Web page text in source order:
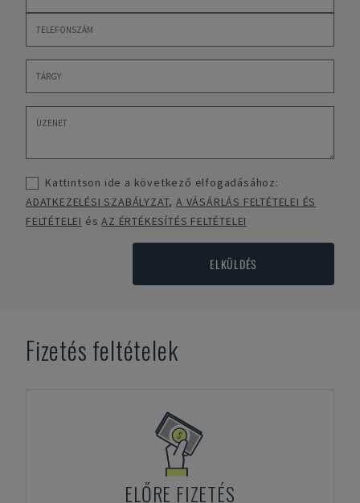
Kattintson ide a következő elfogadásához:
ADATKEZELÉSI SZABÁLYZAT,A VÁSÁRLÁS FELTÉTELEI ÉS
FELTÉTELEI ésAZ ÉRTÉKESÍTÉS FELTÉTELEI
ELKÜLDÉS
Fizetés feltételek
ELŐRE FIZETÉS